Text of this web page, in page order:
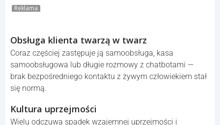
Reklama
Obsługa klienta twarzą w twarz
Coraz częściej zastępuje ją samoobsługa, kasa
samoobsługowa lub długie rozmowy z chatbotami —
brak bezpośredniego kontaktu z żywym człowiekiem stał
się normą.
Kultura uprzejmości
Wielu odczuwa spadek wzajemnej uprzejmości i